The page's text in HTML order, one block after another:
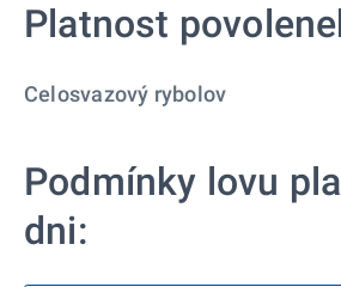
Platnost
Celosvazový rybolov
Podmínky lovu
dni: